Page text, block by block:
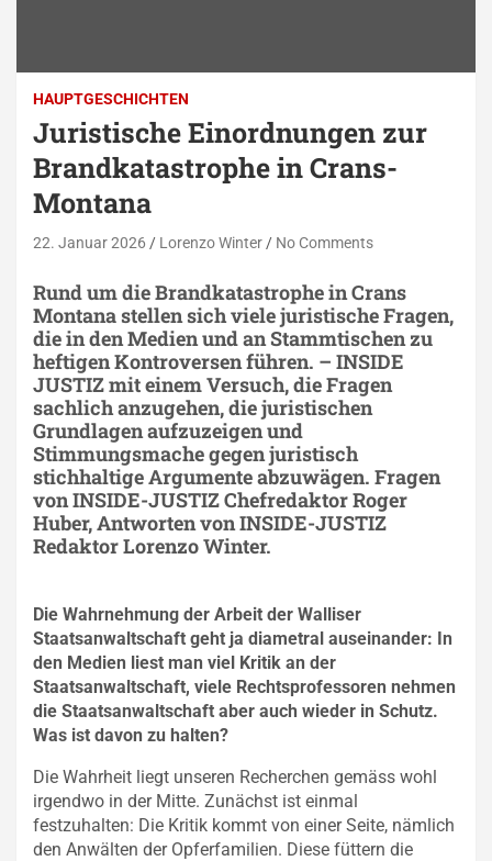
HAUPTGESCHICHTEN
Juristische Einordnungen zur
Brandkatastrophe in Crans-
Montana
22. Januar 2026 Lorenzo Winter No Comments
Rund um die Brandkatastrophe in Crans
Montana stellen sich viele juristische Fragen,
die in den Medien und an Stammtischen zu
heftigen Kontroversen führen. – INSIDE
JUSTIZ mit einem Versuch, die Fragen
sachlich anzugehen, die juristischen
Grundlagen aufzuzeigen und
Stimmungsmache gegen juristisch
stichhaltige Argumente abzuwägen. Fragen
von INSIDE-JUSTIZ Chefredaktor Roger
Huber, Antworten von INSIDE-JUSTIZ
Redaktor Lorenzo Winter.
Die Wahrnehmung der Arbeit der Walliser
Staatsanwaltschaft geht ja diametral auseinander: In
den Medien liest man viel Kritik an der
Staatsanwaltschaft, viele Rechtsprofessoren nehmen
die Staatsanwaltschaft aber auch wieder in Schutz.
Was ist davon zu halten?
Die Wahrheit liegt unseren Recherchen gemäss wohl
irgendwo in der Mitte. Zunächst ist einmal
festzuhalten: Die Kritik kommt von einer Seite, nämlich
den Anwälten der Opferfamilien. Diese füttern die